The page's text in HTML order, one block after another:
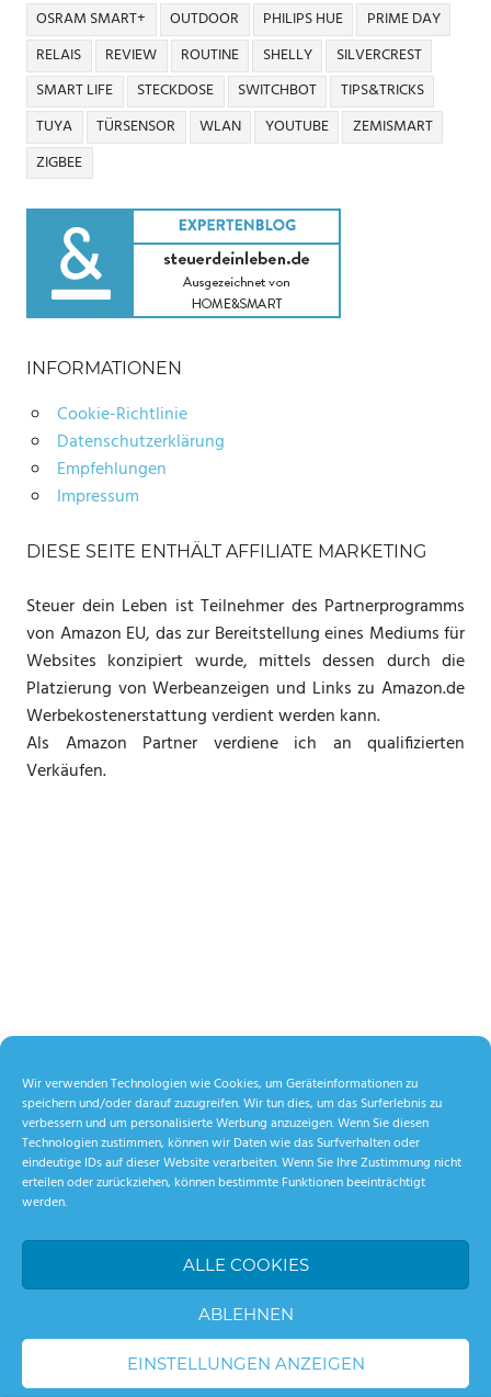
Wir verwenden Technologien wie Cookies, um Geräteinformationen zu
speichern und/oder darauf zuzugreifen. Wir tun dies, um das Surferlebnis zu
verbessern und um personalisierte Werbung anzuzeigen. Wenn Sie diesen
Technologien zustimmen, können wir Daten wie das Surfverhalten oder
eindeutige IDs auf dieser Website verarbeiten. Wenn Sie Ihre Zustimmung nicht
erteilen oder zurückziehen, können bestimmte Funktionen beeinträchtigt
werden.
ALLE COOKIES
ABLEHNEN
EINSTELLUNGEN ANZEIGEN
OSRAM SMART+
OUTDOOR PHILIPS HUE
PRIME DAY
RELAIS
REVIEW ROUTINE SHELLY
SILVERCREST
SMART LIFE
STECKDOSE SWITCHBOT
TIPS&TRICKS
TUYA
TÜRSENSOR WLAN YOUTUBE
ZEMISMART
ZIGBEE
INFORMATIONEN
Cookie-Richtlinie
Datenschutzerklärung
Empfehlungen
Impressum
DIESE SEITE ENTHÄLT AFFILIATE MARKETING
Steuer dein Leben ist Teilnehmer des Partnerprogramms
von Amazon EU, das zur Bereitstellung eines Mediums für
Websites konzipiert wurde, mittels dessen durch die
Platzierung von Werbeanzeigen und Links zu Amazon.de
Werbekostenerstattung verdient werden kann.
Als Amazon Partner verdiene ich an qualifizierten
Verkäufen.